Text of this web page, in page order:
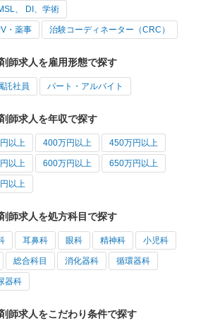
、 DI、学術
・薬事 治験コーディネーター（CRC）
師求人を雇用形態で探す
託社員 パート・アルバイト
師求人を年収で探す
以上 400万円以上 450万円以上
以上 600万円以上 650万円以上
以上
師求人を処方科目で探す
耳鼻科 眼科 精神科 小児科
総合科目 消化器科 循環器科
器科
師求人をこだわり条件で探す